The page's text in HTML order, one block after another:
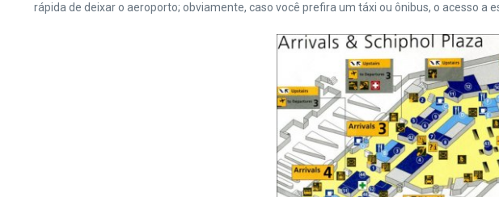
rápida de deixar o aeroporto; obviamente, caso você prefira um táxi ou ônibus, o acesso a